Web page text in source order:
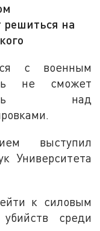
решиться на
с военным
не сможет
над
выступил
Университета
к силовым
среди